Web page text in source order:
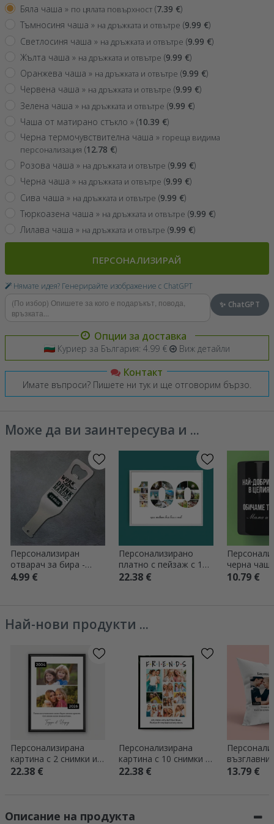
Бяла чаша » по цялата повърхност (7.39 €)
Тъмносиня чаша » на дръжката и отвътре (9.99 €)
Светлосиня чаша » на дръжката и отвътре (9.99 €)
Жълта чаша » на дръжката и отвътре (9.99 €)
Оранжева чаша » на дръжката и отвътре (9.99 €)
Червена чаша » на дръжката и отвътре (9.99 €)
Зелена чаша » на дръжката и отвътре (9.99 €)
Чаша от матирано стъкло » (10.39 €)
Черна термочувствителна чаша » гореща видима
персонализация (12.78 €)
Розова чаша » на дръжката и отвътре (9.99 €)
Черна чаша » на дръжката и отвътре (9.99 €)
Сива чаша » на дръжката и отвътре (9.99 €)
Тюркоазена чаша » на дръжката и отвътре (9.99 €)
Лилава чаша » на дръжката и отвътре (9.99 €)
ПЕРСОНАЛИЗИРАЙ
Нямате идея? Генерирайте изображение с ChatGPT
✨ ChatGPT
Опции за доставка
Куриер за България: 4.99 € Виж детайли
Контакт
Имате въпроси? Пишете ни тук и ще отговорим бързо.
Може да ви заинтересува и ...
Персонализиран
отварач за бира -
Работи усилено, пий
4.99 €
Персонализирано
платно с пейзаж с 17
снимки, модел номер
22.38 €
черна
10.79 €
Най-нови продукти ...
Персонализирана
картина с 2 снимки и
послание – Тогава и
22.38 €
Персонализирана
картина с 10 снимки и
послание – Friends
22.38 €
снимки и
13.79 €
Описание на продукта